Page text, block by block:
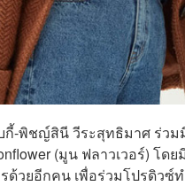
กี้-พิชญ์สินี วีระสุทธิมาศ ร่ว
(มูน ฟลาวเวอร์) โ
ด้วยอีกคน เพื่อร่วมโปรดิว